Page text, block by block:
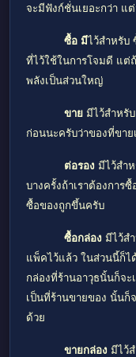
จะมีฟังก์ชั่นเยอะกว่า แ
ซื้อ มีไว้สำหรับ
ที่ไว้ใช้ในการโจมดี แต่
พลังเป็นส่วนใหญ่
ขาย มีไว้สำหรั
ก่อนนะครับว่าของที่ขา
ต่อรอง มีไว้สำ
บางครั้งถ้าเราต้องการ
ซื้อของถูกขึ้นครับ
ซื้อกล่อง มีไว้ส
แพ็คไว้แล้ว ในส่วนนี้ก็ไ
กล่องที่ร้านอาวุธนั้นก็จ
เป็นที่ร้านขายของ นั้นก็
ด้วย
ขายกล่องมีไว้